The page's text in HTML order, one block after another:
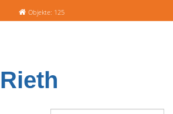
Objekte: 125